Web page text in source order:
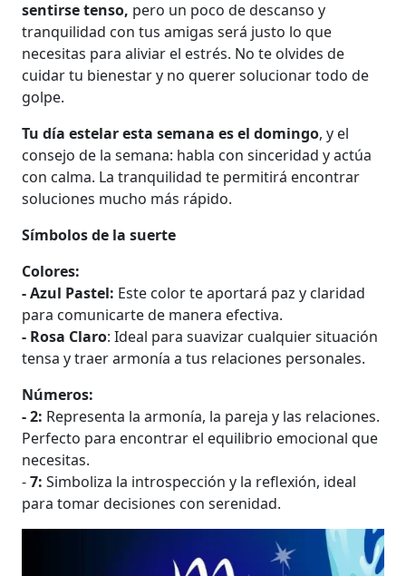
sentirse tenso, pero un poco de descanso y
tranquilidad con tus amigas será justo lo que
necesitas para aliviar el estrés. No te olvides de
cuidar tu bienestar y no querer solucionar todo de
golpe.
Tu día estelar esta semana es el domingo, y el
consejo de la semana: habla con sinceridad y actúa
con calma. La tranquilidad te permitirá encontrar
soluciones mucho más rápido.
Símbolos de la suerte
Colores:
- Azul Pastel: Este color te aportará paz y claridad
para comunicarte de manera efectiva.
- Rosa Claro: Ideal para suavizar cualquier situación
tensa y traer armonía a tus relaciones personales.
Números:
- 2: Representa la armonía, la pareja y las relaciones.
Perfecto para encontrar el equilibrio emocional que
necesitas.
-7: Simboliza la introspección y la reflexión, ideal
para tomar decisiones con serenidad.